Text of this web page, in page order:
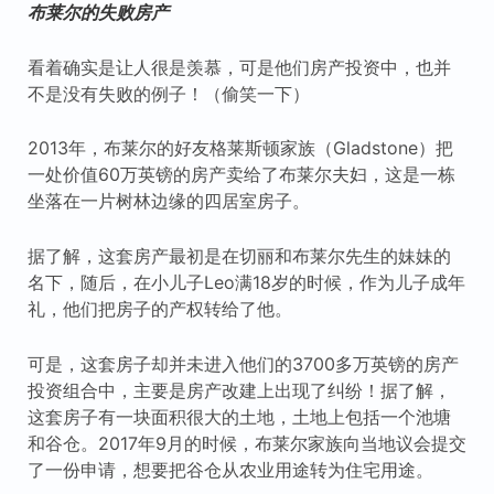
布莱尔的失败房产
看着确实是让人很是羡慕，可是他们房产投资中，也并
不是没有失败的例子！（偷笑一下）
2013年，布莱尔的好友格莱斯顿家族（Gladstone）把
一处价值60万英镑的房产卖给了布莱尔夫妇，这是一栋
坐落在一片树林边缘的四居室房子。
据了解，这套房产最初是在切丽和布莱尔先生的妹妹的
名下，随后，在小儿子Leo满18岁的时候，作为儿子成年
礼，他们把房子的产权转给了他。
可是，这套房子却并未进入他们的3700多万英镑的房产
投资组合中，主要是房产改建上出现了纠纷！据了解，
这套房子有一块面积很大的土地，土地上包括一个池塘
和谷仓。2017年9月的时候，布莱尔家族向当地议会提交
了一份申请，想要把谷仓从农业用途转为住宅用途。